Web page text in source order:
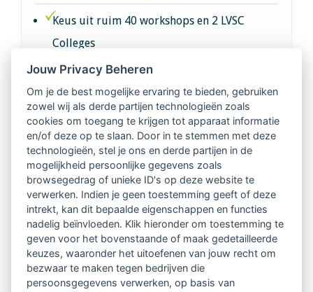
Keus uit ruim 40 workshops en 2 LVSC
Colleges
Intervisie met geregistreerde vakgenoten
Netwerk van 2100 professionals in 14
regio's
Vindbaar voor opdrachtgevers
Tijdschrift voor
Begeleidingskunde & kennisbank
Beroepsregistratie (LVSC keurmerk)
Jouw Privacy Beheren
Om je de best mogelijke ervaring te bieden, gebruiken
zowel wij als derde partijen technologieën zoals
cookies om toegang te krijgen tot apparaat informatie
en/of deze op te slaan. Door in te stemmen met deze
technologieën, stel je ons en derde partijen in de
mogelijkheid persoonlijke gegevens zoals
browsegedrag of unieke ID's op deze website te
verwerken. Indien je geen toestemming geeft of deze
intrekt, kan dit bepaalde eigenschappen en functies
nadelig beïnvloeden. Klik hieronder om toestemming te
geven voor het bovenstaande of maak gedetailleerde
keuzes, waaronder het uitoefenen van jouw recht om
bezwaar te maken tegen bedrijven die
persoonsgegevens verwerken, op basis van